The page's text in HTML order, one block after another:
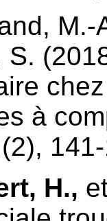
M.-
à
(2),
H.,